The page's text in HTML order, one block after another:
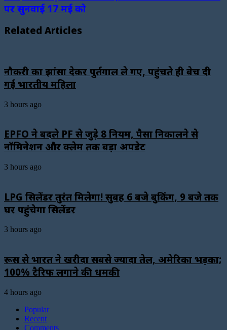
पर सुनवाई 17 मई को
Related Articles
नौकरी का झांसा देकर पुर्तगाल ले गए, पहुंचते ही बेच दी
गई भारतीय महिला
3 hours ago
EPFO ने बदले PF से जुड़े 8 नियम, पैसा निकालने से
नॉमिनेशन और क्लेम तक बड़ा अपडेट
3 hours ago
LPG सिलेंडर तुरंत मिलेगा! सुबह 6 बजे बुकिंग, 9 बजे तक
घर पहुंचेगा सिलेंडर
3 hours ago
रूस से भारत ने खरीदा सबसे ज्यादा तेल, अमेरिका भड़का;
100% टैरिफ लगाने की धमकी
4 hours ago
Popular
Recent
Comments